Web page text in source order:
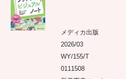
メディカ出版
2026/03
WY/155/T
0111508